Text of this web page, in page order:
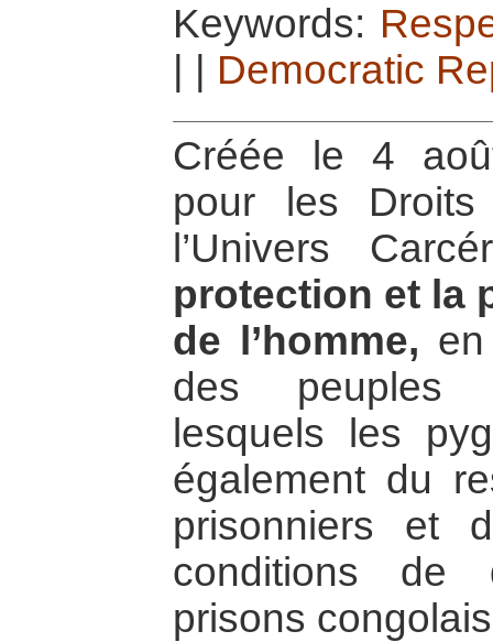
Keywords:
Democratic
Créée le 4
pour les
l’Univers
protection et la
de l’homme,
des peuples
lesquels les
également du
prisonniers et
conditions de
prisons